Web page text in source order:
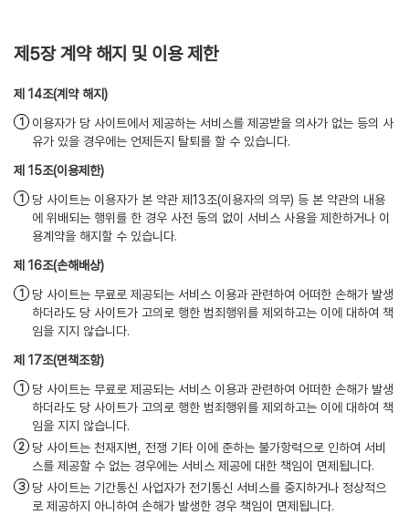
제5장 계약 해지 및 이용 제한
(계약 해지)
이용자가 당 사이트에서 제공하는 서비스를 제공받을 의사가 없는 등의 사
유가 있을 경우에는 언제든지 탈퇴를 할 수 있습니다.
(이용제한)
당 사이트는 이용자가 본 약관 제13조(이용자의 의무) 등 본 약관의 내용
에 위배되는 행위를 한 경우 사전 동의 없이 서비스 사용을 제한하거나 이
용계약을 해지할 수 있습니다.
(손해배상)
당 사이트는 무료로 제공되는 서비스 이용과 관련하여 어떠한 손해가 발생
하더라도 당 사이트가 고의로 행한 범죄행위를 제외하고는 이에 대하여 책
임을 지지 않습니다.
(면책조항)
당 사이트는 무료로 제공되는 서비스 이용과 관련하여 어떠한 손해가 발생
하더라도 당 사이트가 고의로 행한 범죄행위를 제외하고는 이에 대하여 책
임을 지지 않습니다.
당 사이트는 천재지변, 전쟁 기타 이에 준하는 불가항력으로 인하여 서비
스를 제공할 수 없는 경우에는 서비스 제공에 대한 책임이 면제됩니다.
당 사이트는 기간통신 사업자가 전기통신 서비스를 중지하거나 정상적으
로 제공하지 아니하여 손해가 발생한 경우 책임이 면제됩니다.